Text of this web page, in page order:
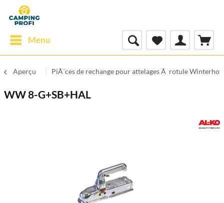
Menu
Aperçu PiÃ¨ces de rechange pour attelages Ã rotule Winterhoff
WW 8-G+SB+HAL